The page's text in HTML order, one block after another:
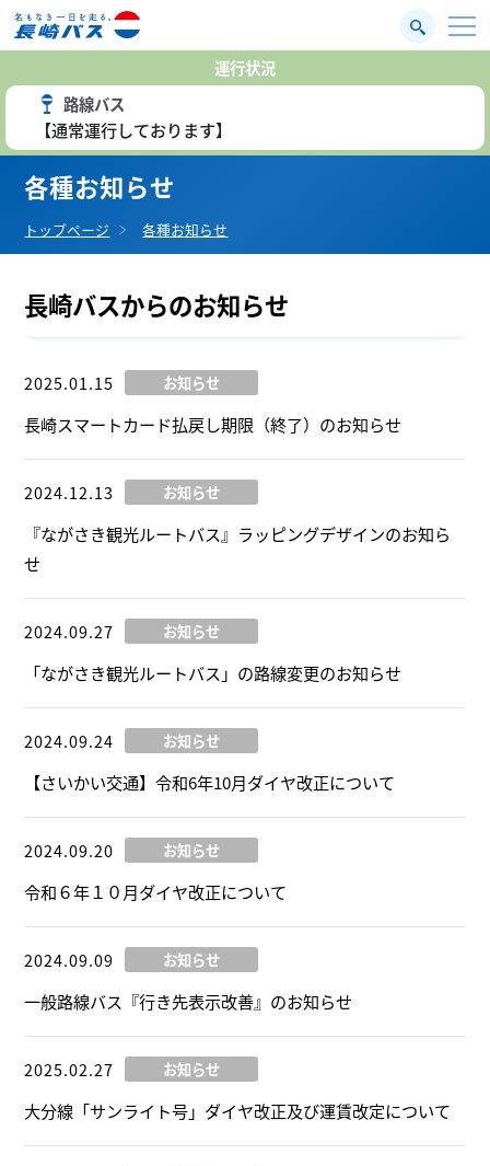
運行状況
路線バス
【通常運行しております】
各種お知らせ
トップページ 各種お知らせ
長崎バスからのお知らせ
2025.01.15 お知らせ
長崎スマートカード払戻し期限（終了）のお知らせ
2024.12.13 お知らせ
『ながさき観光ルートバス』ラッピングデザインのお知ら
せ
2024.09.27 お知らせ
「ながさき観光ルートバス」の路線変更のお知らせ
2024.09.24 お知らせ
【さいかい交通】令和6年10月ダイヤ改正について
2024.09.20 お知らせ
令和６年１０月ダイヤ改正について
2024.09.09 お知らせ
一般路線バス『行き先表示改善』のお知らせ
2025.02.27 お知らせ
大分線「サンライト号」ダイヤ改正及び運賃改定について